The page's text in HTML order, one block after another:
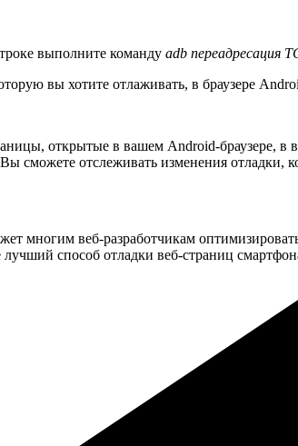
выполните команду adb переадресация
вы хотите отлаживать, в браузере
открытые в вашем Android-браузере,
сможете отслеживать изменения
многим веб-разработчикам
способ отладки веб-страниц